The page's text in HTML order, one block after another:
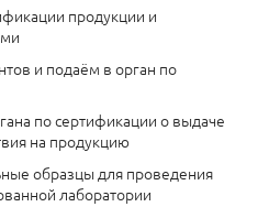
продукции и
и подаём в орган по
по сертификации о выдаче
на продукцию
образцы для проведения
лаборатории